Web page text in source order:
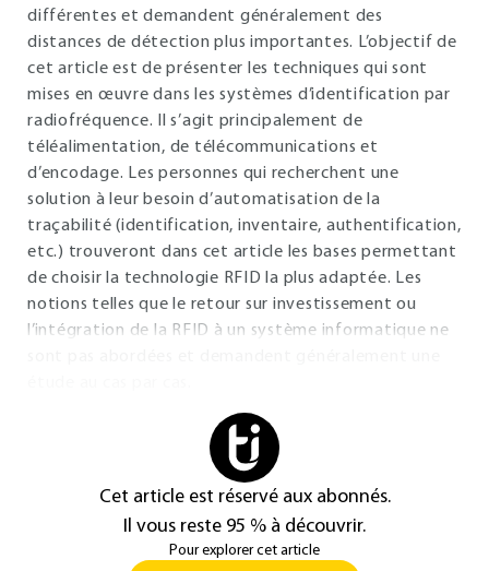
différentes et demandent généralement des
distances de détection plus importantes. L’objectif de
cet article est de présenter les techniques qui sont
mises en œuvre dans les systèmes d’identification par
radiofréquence. Il s’agit principalement de
téléalimentation, de télécommunications et
d’encodage. Les personnes qui recherchent une
solution à leur besoin d’automatisation de la
traçabilité (identification, inventaire, authentification,
etc.) trouveront dans cet article les bases permettant
de choisir la technologie RFID la plus adaptée. Les
notions telles que le retour sur investissement ou
l’intégration de la RFID à un système informatique ne
Cet article est réservé aux abonnés.
Il vous reste 95 % à découvrir.
Pour explorer cet article